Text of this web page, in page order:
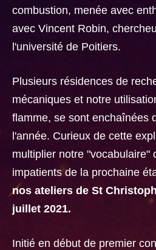
combustion, menée avec
avec Vincent Robin,
l'université de Poitiers.
Plusieurs résidences de
mécaniques et notre
flamme, se sont enchaînées
l'année. Curieux de cette
multiplier notre "vocabulaire"
impatients de la prochaine
nos ateliers de St
juillet 2021.
Initié en début de premier